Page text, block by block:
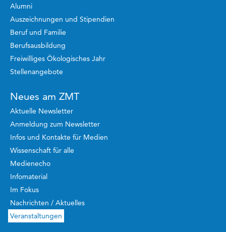
Alumni
Auszeichnungen und Stipendien
Beruf und Familie
Berufsausbildung
Freiwilliges Ökologisches Jahr
Stellenangebote
Neues am ZMT
Aktuelle Newsletter
Anmeldung zum Newsletter
Infos und Kontakte für Medien
Wissenschaft für alle
Medienecho
Infomaterial
Im Fokus
Nachrichten / Aktuelles
Veranstaltungen